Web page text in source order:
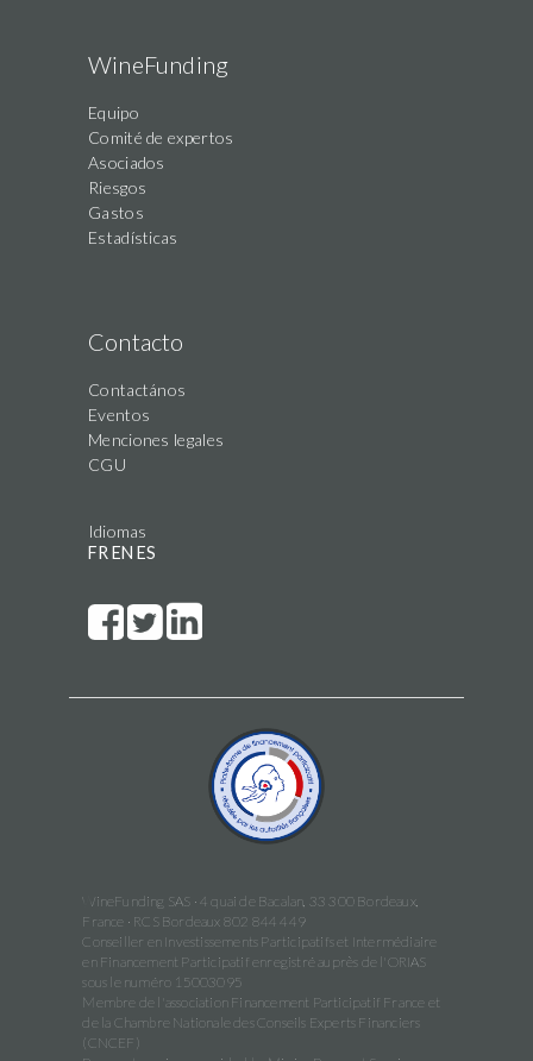
WineFunding
Equipo
Comité de expertos
Asociados
Riesgos
Gastos
Estadísticas
Contacto
Contactános
Eventos
Menciones legales
CGU
Idiomas
FR EN ES
WineFunding SAS · 4 quai de Bacalan, 33 300 Bordeaux,
France · RCS Bordeaux 802 844 449
Conseiller en Investissements Participatifs et Intermédiaire
en Financement Participatif enregistré auprès de l'ORIAS
sous le numéro 15003095
Membre de l'association Financement Participatif France et
de la Chambre Nationale des Conseils Experts Financiers
(CNCEF)